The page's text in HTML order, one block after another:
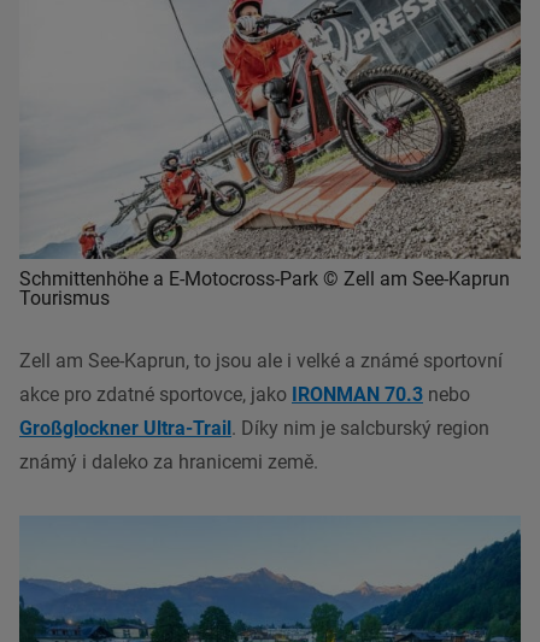
Schmittenhöhe a E-Motocross-Park © Zell am See-Kaprun
Tourismus
Zell am See-Kaprun, to jsou ale i velké a známé sportovní
akce pro zdatné sportovce, jako IRONMAN 70.3 nebo
Großglockner Ultra-Trail. Díky nim je salcburský region
známý i daleko za hranicemi země.